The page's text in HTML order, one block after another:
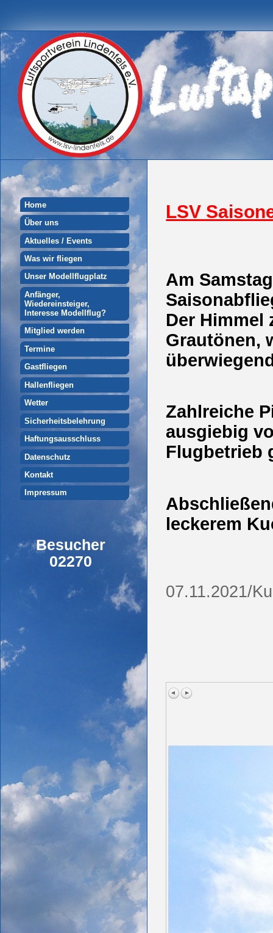
Home
Über uns
Aktuelles / Events
Was wir fliegen
Unser Modellflugplatz
Anfänger,
Wiedereinsteiger,
Interesse Modellflug?
Mitglied werden
Termine
Gastfliegen
Hallenfliegen
Wetter
Sicherheitsbelehrung
Haftungsausschluss
Datenschutz
Kontakt
Impressum
Besucher
02270
LSV
Am
Der Himmel
Grautönen,
Zahlreiche
ausgiebig
Flugbetrieb
leckerem
07.11.2021/Ku